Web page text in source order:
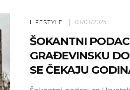
LIFESTYLE 03/03/2025
ŠOKANTNI
GRAĐEVINSKU
SE ČEKAJU